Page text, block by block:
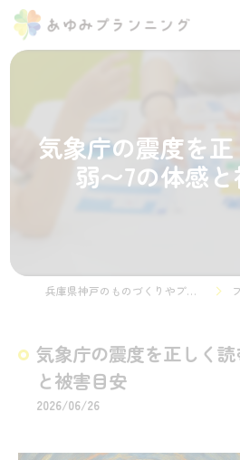
気象庁の震度を
弱〜7の体感
兵庫県神戸のものづくりやプログラミング教室ならSTEMON 神戸諏訪山校 ブ
気象庁の震度を正しく
と被害目安
2026/06/26